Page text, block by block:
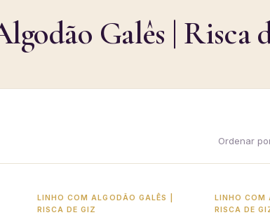
Galês | Risca
Ordenar
-15%
LINHO COM ALGODÃO GALÊS |
RISCA DE GIZ
-15%
LINHO COM
RISCA DE